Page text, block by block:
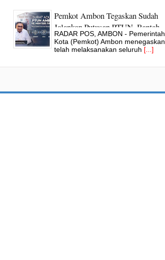
Pemkot Ambon Tegaskan Sudah
Jalankan Putusan PTUN, Bantah
Abaikan Amar Pengadilan
RADAR POS, AMBON - Pemerintah
Kota (Pemkot) Ambon menegaskan
telah melaksanakan seluruh [...]